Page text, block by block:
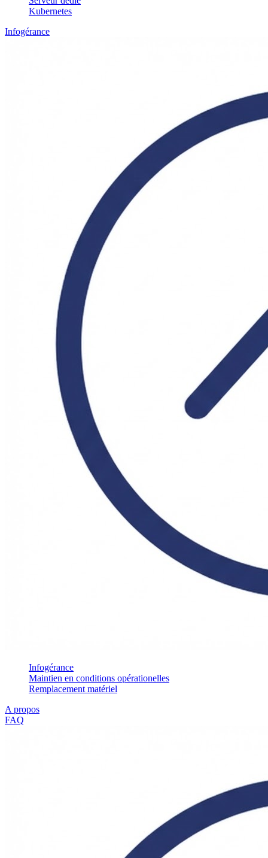
Kubernetes
Infogérance
Infogérance
Maintien en conditions opérationelles
Remplacement matériel
A propos
FAQ